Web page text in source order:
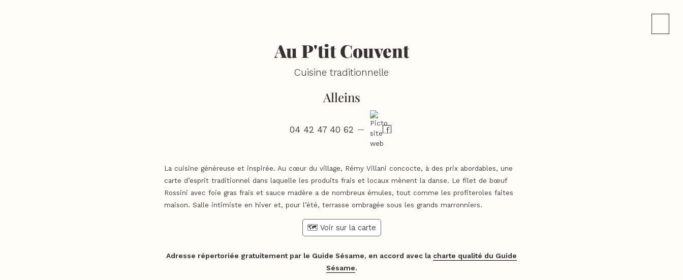
Au P'tit Couvent
Cuisine traditionnelle
Alleins
04 42 47 40 62 —
La cuisine généreuse et inspirée. Au cœur du village, Rémy Villani concocte, à des prix abordables, une
carte d’esprit traditionnel dans laquelle les produits frais et locaux mènent la danse. Le filet de bœuf
Rossini avec foie gras frais et sauce madère a de nombreux émules, tout comme les profiteroles faites
maison. Salle intimiste en hiver et, pour l’été, terrasse ombragée sous les grands marronniers.
🗺️ Voir sur la carte
Adresse répertoriée gratuitement par le Guide Sésame, en accord avec la charte qualité du Guide
Sésame.